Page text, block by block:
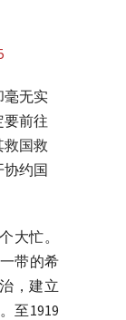
毫无实
前往
国救
协约国
大忙。
带的希
，建立
至1919